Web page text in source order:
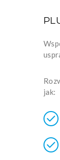
jak: